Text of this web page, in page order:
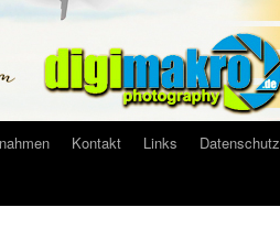
Kontakt Links Datenschutz